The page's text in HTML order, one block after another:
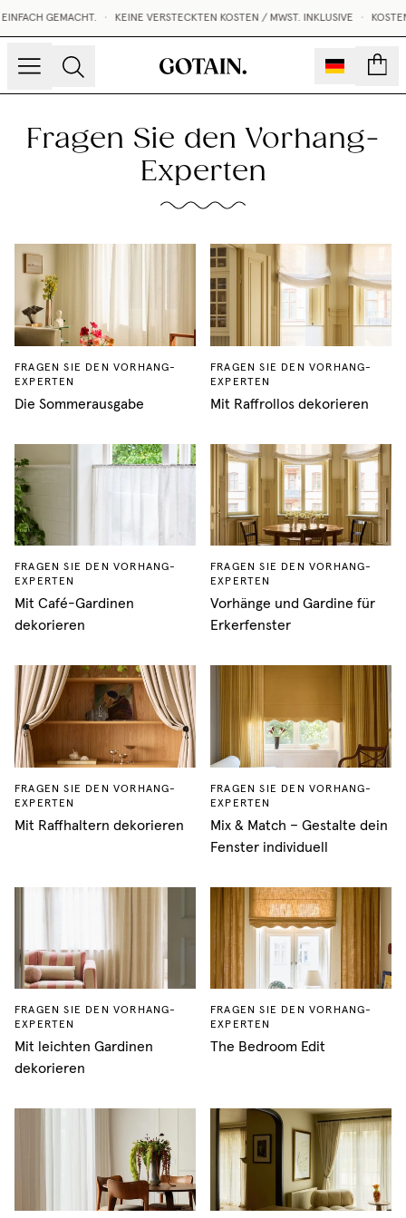
GEMACHT. • KEINE VERSTECKTEN KOSTEN / MWST. INKLUSIVE •
Fragen Sie den Vorhang-
Experten
FRAGEN SIE DEN VORHANG-
EXPERTEN
Die Sommerausgabe
FRAGEN SIE DEN VORHANG-
EXPERTEN
Mit Raffrollos dekorieren
FRAGEN SIE DEN VORHANG-
EXPERTEN
Mit Café-Gardinen
dekorieren
FRAGEN SIE DEN VORHANG-
EXPERTEN
Vorhänge und Gardine für
Erkerfenster
FRAGEN SIE DEN VORHANG-
EXPERTEN
Mit Raffhaltern dekorieren
FRAGEN SIE DEN VORHANG-
EXPERTEN
Mix & Match – Gestalte dein
Fenster individuell
FRAGEN SIE DEN VORHANG-
EXPERTEN
Mit leichten Gardinen
dekorieren
FRAGEN SIE DEN VORHANG-
EXPERTEN
The Bedroom Edit